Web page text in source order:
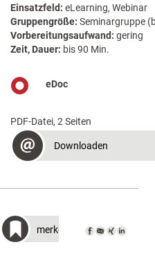
Einsatzfeld: eLearning, Webinar
Gruppengröße: Seminargruppe
Vorbereitungsaufwand: gering
Zeit, Dauer: bis 90 Min.
eDoc
PDF-Datei, 2 Seiten
Downloaden
merken